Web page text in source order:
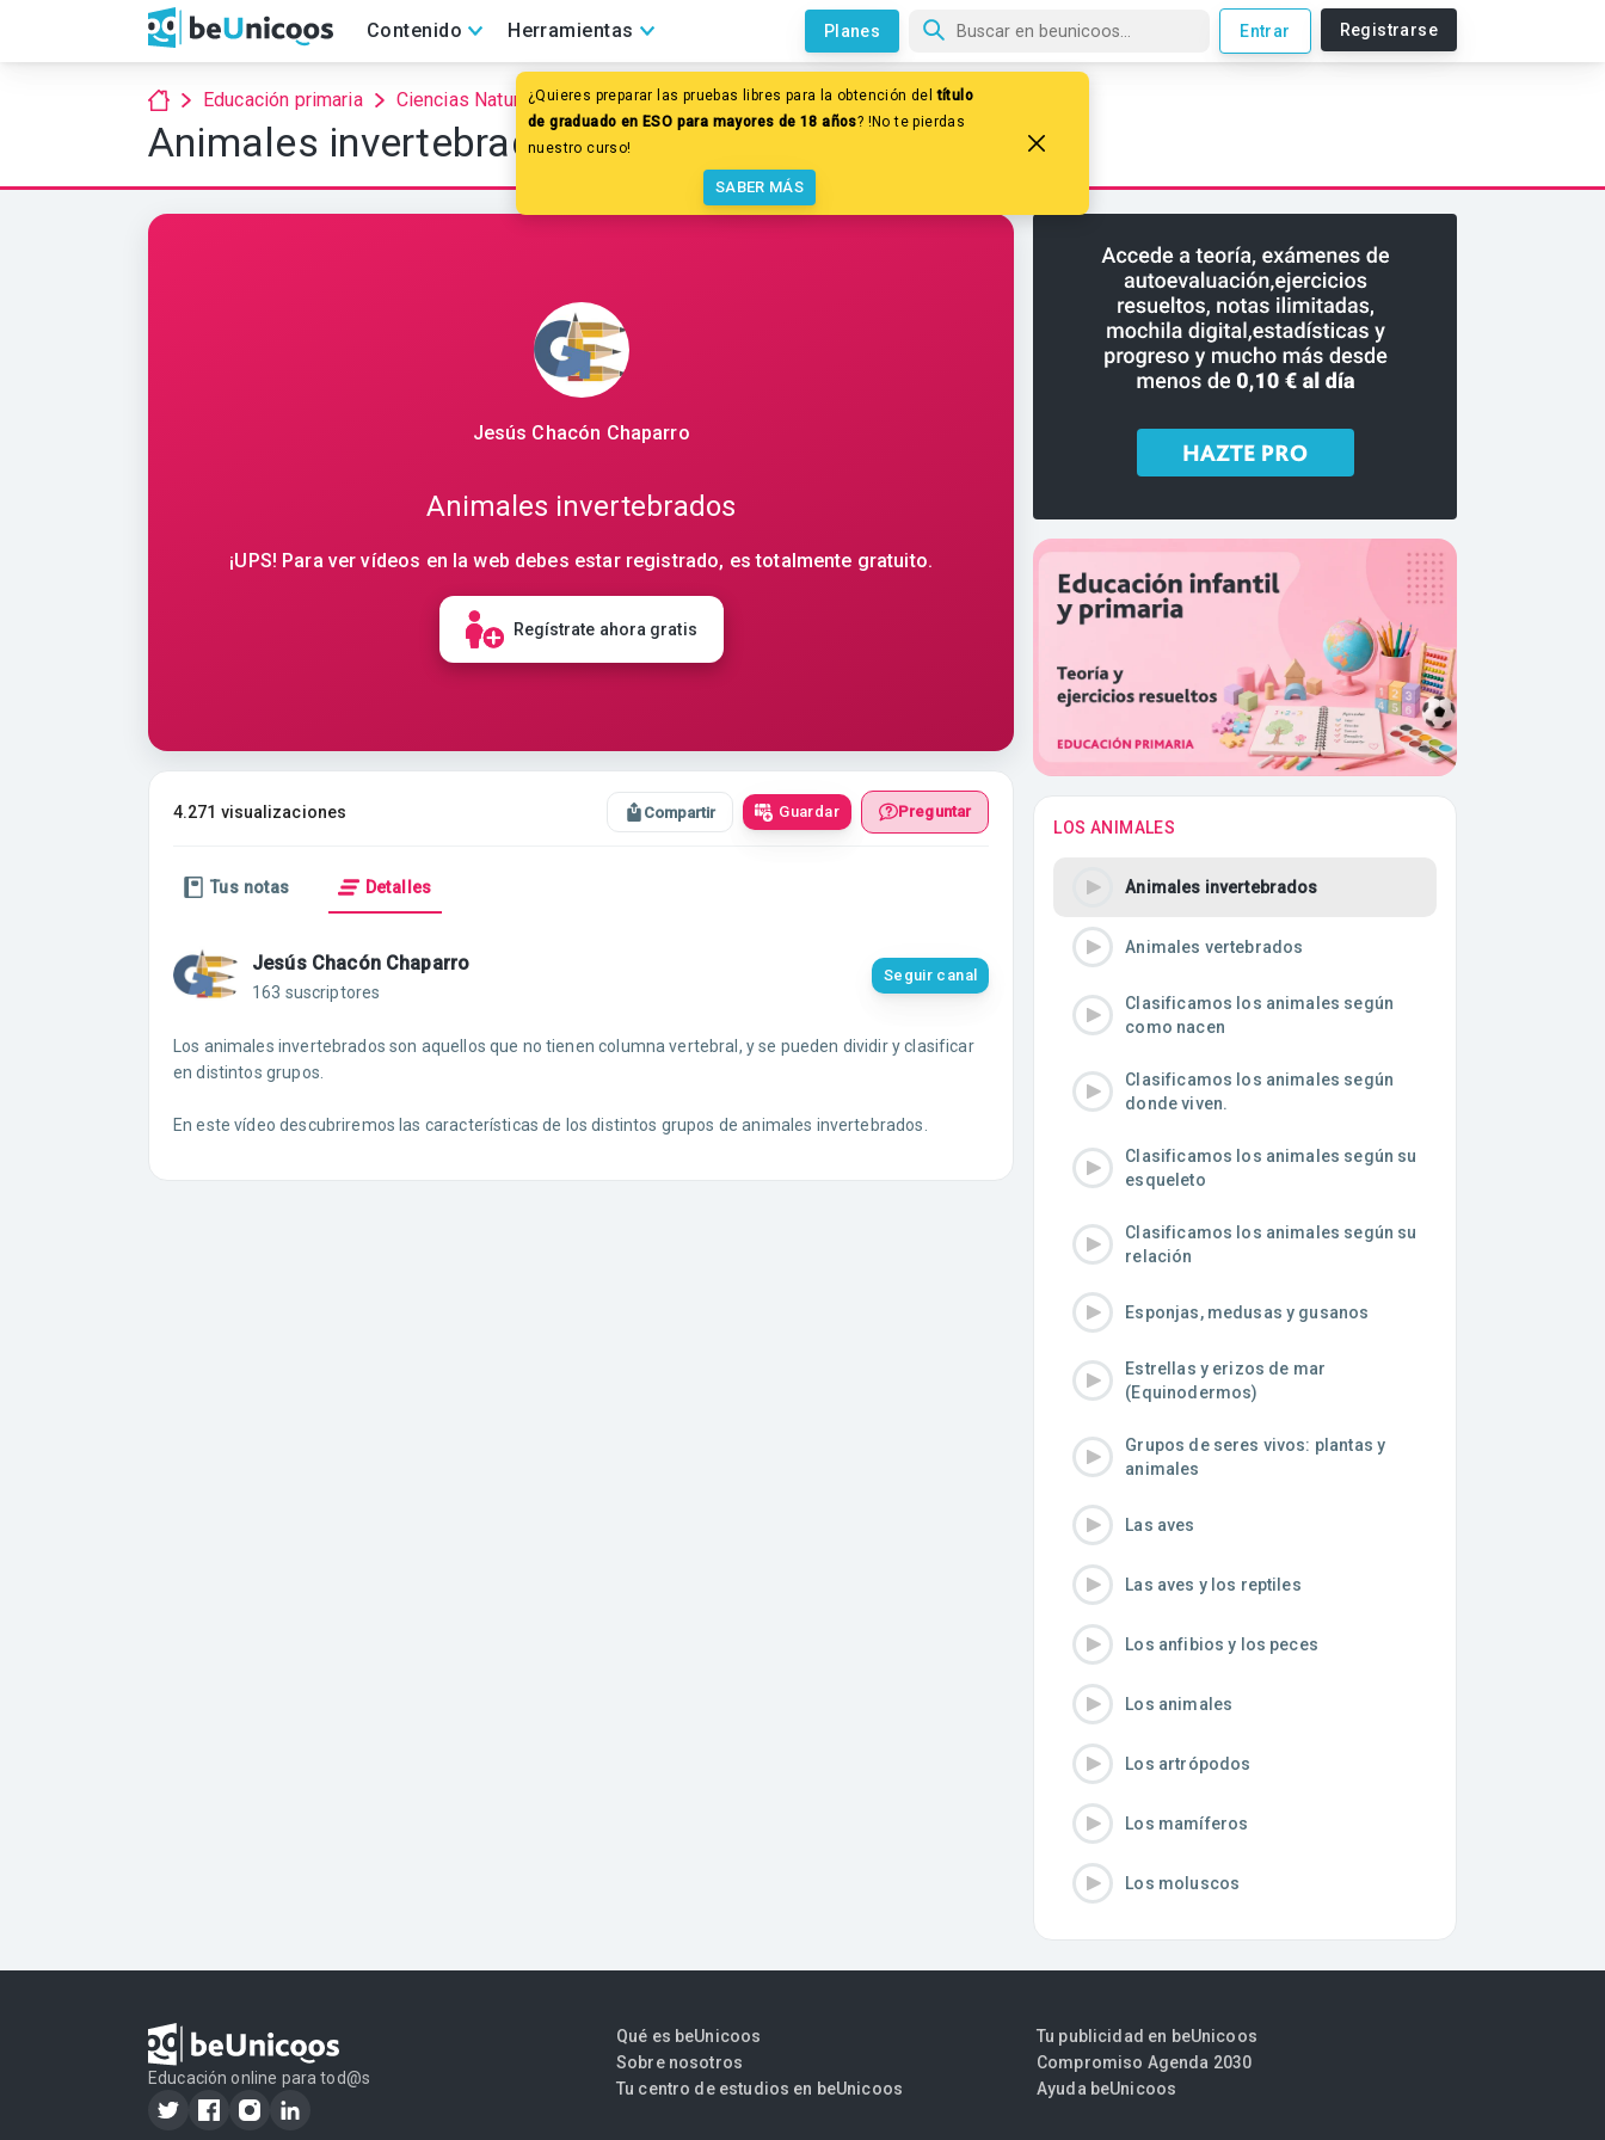
Contenido Herramientas Planes Entrar Registrarse
¿Quieres preparar las pruebas libres para la obtención deltítulo
de graduado en ESO para mayores de 18 años? !No te pierdas
nuestro curso!
SABER MÁS
Educación primaria Ciencias Naturales Los animales
Animales invertebrados
Jesús Chacón Chaparro
Animales invertebrados
¡UPS! Para ver vídeos en la web debes estar registrado, es totalmente gratuito.
Regístrate ahora gratis
4.271 visualizaciones Compartir Guardar Preguntar
Tus notas Detalles
Jesús Chacón Chaparro
163 suscriptores
Seguir canal
Los animales invertebrados son aquellos que no tienen columna vertebral, y se pueden dividir y clasificar
en distintos grupos.
En este vídeo descubriremos las características de los distintos grupos de animales invertebrados.
LOS ANIMALES
Animales invertebrados
Animales vertebrados
Clasificamos los animales según
como nacen
Clasificamos los animales según
donde viven.
Clasificamos los animales según su
esqueleto
Clasificamos los animales según su
relación
Esponjas, medusas y gusanos
Estrellas y erizos de mar
(Equinodermos)
Grupos de seres vivos: plantas y
animales
Las aves
Las aves y los reptiles
Los anfibios y los peces
Los animales
Los artrópodos
Los mamíferos
Los moluscos
Educación online para tod@s
Qué es beUnicoos
Sobre nosotros
Tu centro de estudios en beUnicoos
Tu publicidad en beUnicoos
Compromiso Agenda 2030
Ayuda beUnicoos